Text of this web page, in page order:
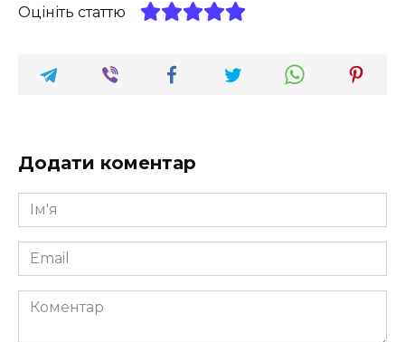
Оцініть статтю
Додати коментар
Ім'я
*
Email
*
Коментар